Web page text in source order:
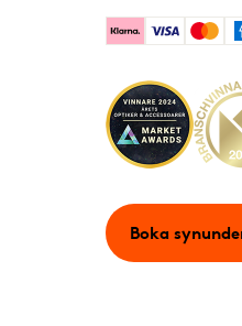
KlarnaVisa
Boka